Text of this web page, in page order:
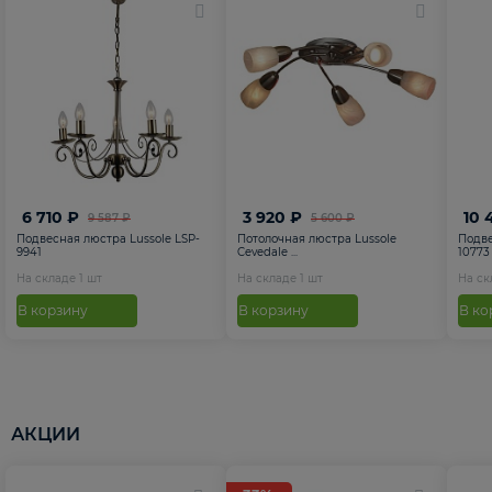
9 587 ₽
6 710 ₽
Подвесная люстра Lussole LSP-
9941
На складе 1 шт
В корзину
5 600 ₽
3 920 ₽
Потолочная люстра Lussole
Cevedale ...
На складе 1 шт
В корзину
10
10773
На
В
АКЦИИ